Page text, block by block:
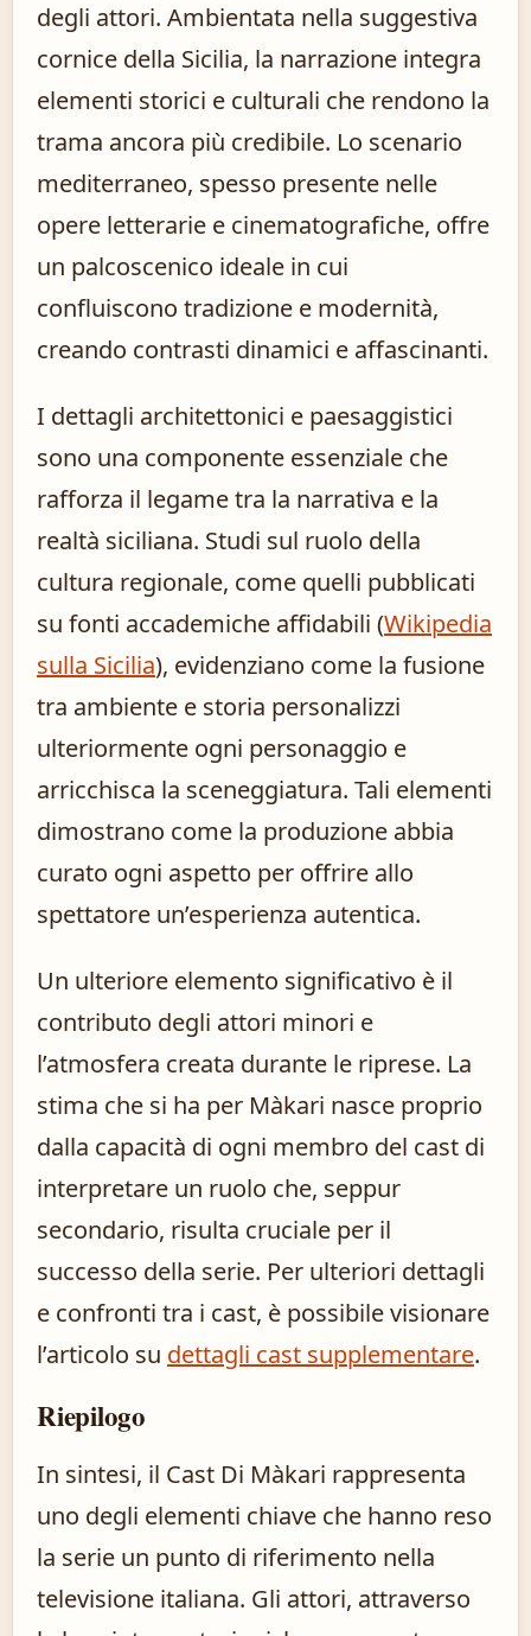
degli attori. Ambientata nella suggestiva
cornice della Sicilia, la narrazione integra
elementi storici e culturali che rendono la
trama ancora più credibile. Lo scenario
mediterraneo, spesso presente nelle
opere letterarie e cinematografiche, offre
un palcoscenico ideale in cui
confluiscono tradizione e modernità,
creando contrasti dinamici e affascinanti.
I dettagli architettonici e paesaggistici
sono una componente essenziale che
rafforza il legame tra la narrativa e la
realtà siciliana. Studi sul ruolo della
cultura regionale, come quelli pubblicati
su fonti accademiche affidabili (Wikipedia
sulla Sicilia), evidenziano come la fusione
tra ambiente e storia personalizzi
ulteriormente ogni personaggio e
arricchisca la sceneggiatura. Tali elementi
dimostrano come la produzione abbia
curato ogni aspetto per offrire allo
spettatore un’esperienza autentica.
Un ulteriore elemento significativo è il
contributo degli attori minori e
l’atmosfera creata durante le riprese. La
stima che si ha per Màkari nasce proprio
dalla capacità di ogni membro del cast di
interpretare un ruolo che, seppur
secondario, risulta cruciale per il
successo della serie. Per ulteriori dettagli
e confronti tra i cast, è possibile visionare
l’articolo su dettagli cast supplementare.
Riepilogo
In sintesi, il Cast Di Màkari rappresenta
uno degli elementi chiave che hanno reso
la serie un punto di riferimento nella
televisione italiana. Gli attori, attraverso